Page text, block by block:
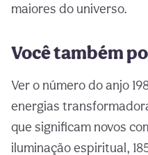
maiores do universo.
Você também
Ver o número do anjo
energias
que significam novos
iluminação espiritual,